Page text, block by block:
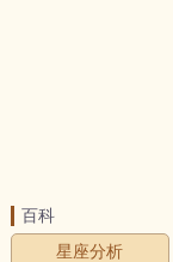
百科
星座分析